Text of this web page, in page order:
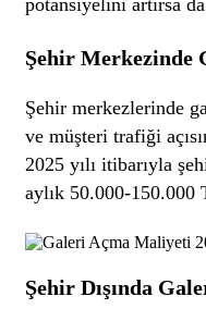
potansiyelini artırsa
Şehir Merkezinde
Şehir merkezlerinde
ve müşteri trafiği
2025 yılı itibarıyla
aylık 50.000-150.000
Şehir Dışında